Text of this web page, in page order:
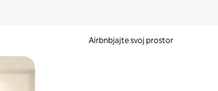
Airbnbjajte svoj prostor